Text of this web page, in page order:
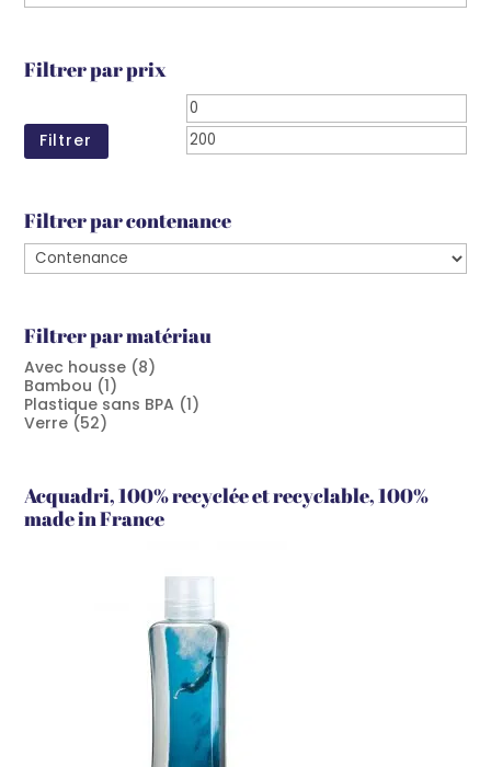
Filtrer par prix
Prix
min
Filtrer
Filtrer par contenance
Filtrer par matériau
Avec housse (8)
Bambou (1)
Plastique sans BPA (1)
Verre (52)
Acquadri, 100% recyclée et recyclable, 100%
made in France